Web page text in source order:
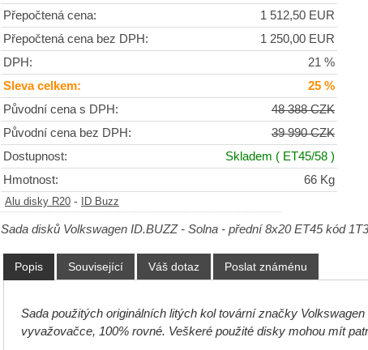
Přepočtená cena:
1 512,50 EUR
Přepočtená cena bez DPH:
1 250,00 EUR
DPH:
21 %
Sleva celkem:
25 %
Původní cena s DPH:
48 388 CZK
Původní cena bez DPH:
39 990 CZK
Dostupnost:
Skladem ( ET45/58 )
Hmotnost:
66 Kg
Alu disky R20 - ID Buzz
Sada disků Volkswagen ID.BUZZ - Solna - přední 8x20 ET45 kód
Popis Související Váš dotaz Poslat známénu
Sada použitých originálních litých kol tovární značky
vyvažovačce, 100% rovné. Veškeré použité disky mohou mít